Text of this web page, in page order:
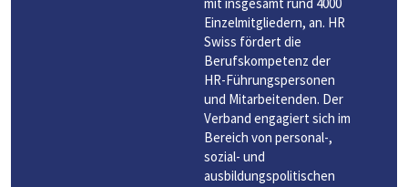
Einzelmitgliedern, an. HR
Swiss fördert die
Berufskompetenz der
HR-Führungspersonen
und Mitarbeitenden. Der
Verband engagiert sich im
Bereich von personal-,
sozial- und
ausbildungspolitischen